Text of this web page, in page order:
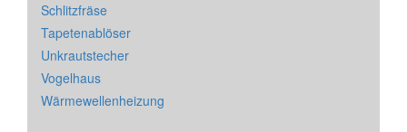
Schlitzfräse
Tapetenablöser
Unkrautstecher
Vogelhaus
Wärmewellenheizung